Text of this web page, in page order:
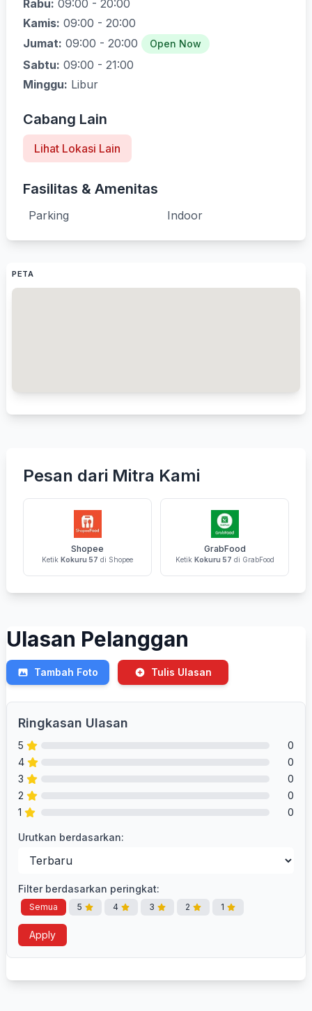
Rabu: 09:00 - 20:00
Kamis: 09:00 - 20:00
Jumat: 09:00 - 20:00 Open Now
Sabtu: 09:00 - 21:00
Minggu: Libur
Cabang Lain
Lihat Lokasi Lain
Fasilitas & Amenitas
Parking Indoor
PETA
Pesan dari Mitra Kami
Shopee
Ketik Kokuru 57 di Shopee
GrabFood
Ketik Kokuru 57 di GrabFood
Ulasan Pelanggan
Tambah Foto Tulis Ulasan
Ringkasan Ulasan
5
0
4
0
3
0
2
0
1
0
Urutkan berdasarkan:
Filter berdasarkan peringkat:
Semua 5 4 3 2 1
Apply